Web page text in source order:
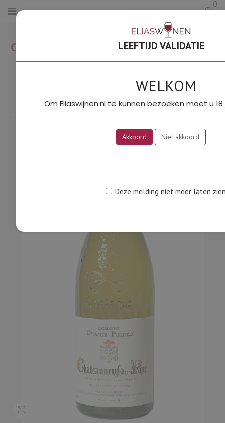
0
RHÔNE ZUID /
CHÂTEAUNEUF-DU-PAPE WIT 2024 AOC
(CHANTE-PERDRIX)
LEEFTIJD VALIDATIE
WELKOM
Om Eliaswijnen.nl te kunnen bezoeken moet u
Akkoord Niet akkoord
Deze melding niet meer laten